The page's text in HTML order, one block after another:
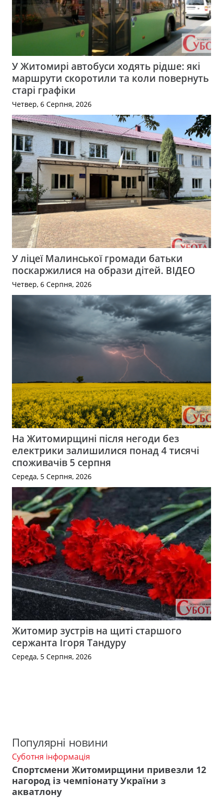
У Житомирі автобуси ходять рідше: які
маршрути скоротили та коли повернуть
старі графіки
Четвер, 6 Серпня, 2026
У ліцеї Малинської громади батьки
поскаржилися на образи дітей. ВІДЕО
Четвер, 6 Серпня, 2026
На Житомирщині після негоди без
електрики залишилися понад 4 тисячі
споживачів 5 серпня
Середа, 5 Серпня, 2026
Житомир зустрів на щиті старшого
сержанта Ігоря Тандуру
Середа, 5 Серпня, 2026
Популярні новини
Суботня інформація
Спортсмени Житомирщини привезли 12
нагород із чемпіонату України з
акватлону